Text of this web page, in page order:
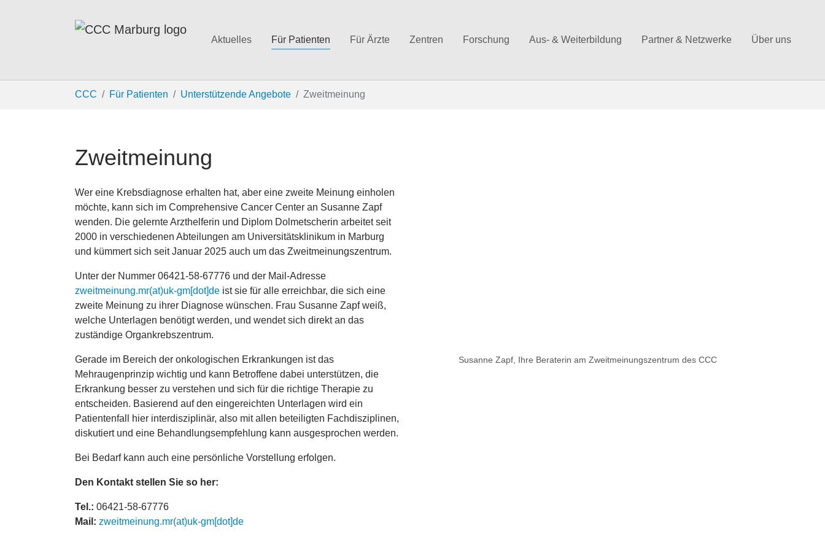
Aktuelles Für Patienten Für Ärzte Zentren Forschung Aus- & Weiterbildung Partner & Netzwerke Über uns
CCC Für Patienten Unterstützende Angebote Zweitmeinung
Susanne Zapf, Ihre Beraterin am Zweitmeinungszentrum des CCC
Zweitmeinung
Wer eine Krebsdiagnose erhalten hat, aber eine zweite Meinung einholen
möchte, kann sich im Comprehensive Cancer Center an Susanne Zapf
wenden. Die gelernte Arzthelferin und Diplom Dolmetscherin arbeitet seit
2000 in verschiedenen Abteilungen am Universitätsklinikum in Marburg
und kümmert sich seit Januar 2025 auch um das Zweitmeinungszentrum.
Unter der Nummer 06421-58-67776 und der Mail-Adresse
zweitmeinung.mr(at)uk-gm[dot]de ist sie für alle erreichbar, die sich eine
zweite Meinung zu ihrer Diagnose wünschen. Frau Susanne Zapf weiß,
welche Unterlagen benötigt werden, und wendet sich direkt an das
zuständige Organkrebszentrum.
Gerade im Bereich der onkologischen Erkrankungen ist das
Mehraugenprinzip wichtig und kann Betroffene dabei unterstützen, die
Erkrankung besser zu verstehen und sich für die richtige Therapie zu
entscheiden. Basierend auf den eingereichten Unterlagen wird ein
Patientenfall hier interdisziplinär, also mit allen beteiligten Fachdisziplinen,
diskutiert und eine Behandlungsempfehlung kann ausgesprochen werden.
Bei Bedarf kann auch eine persönliche Vorstellung erfolgen.
Den Kontakt stellen Sie so her:
Tel.: 06421-58-67776
Mail: zweitmeinung.mr(at)uk-gm[dot]de